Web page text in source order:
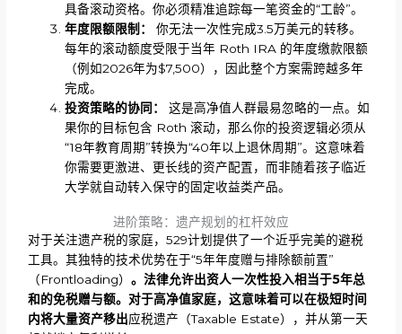
具备滚动资格。你必须精准追踪每一笔资金的“工龄”。
年度限额限制：
你无法一次性完成3.5万美元的转移。
每年的滚动额度受限于当年 Roth IRA 的年度缴款限额
（例如2026年为$7,500），因此整个方案需跨越多年
完成。
投资策略的协同：
这是高净值人群最易忽略的一点。如
果你的目标包含 Roth 滚动，那么你的投资逻辑必须从
“18年教育周期”转换为“40年以上退休周期”。这意味着
你需要更激进、更长线的资产配置，而非随着孩子临近
大学就自动转入保守的固定收益类产品。
进阶策略：遗产规划的杠杆效应
对于关注遗产税的家庭，529计划提供了一个近乎完美的避税
工具。其独特的技术优势在于“5年年度赠与排除额前置”
（Frontloading）。法律允许出资人一次性投入相当于5年总
和的免税赠与额。对于高净值家庭，这意味着可以在极短时间
内将大量资产移出应税遗产（Taxable Estate），并从第一天